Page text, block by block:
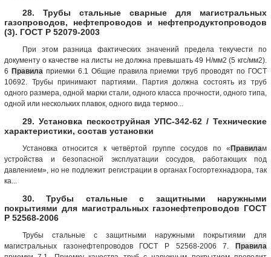
28. Трубы стальные сварные для магистральных
газопроводов, нефтепроводов и нефтепродуктопроводов
(3). ГОСТ Р 52079-2003
При этом разница фактических значений предела текучести по
документу о качестве на листы не должна превышать 49 Н/мм2 (5 кгс/мм2).
6 Правила приемки 6.1 Общие правила приемки труб проводят по ГОСТ
10692. Трубы принимают партиями. Партия должна состоять из труб
одного размера, одной марки стали, одного класса прочности, одного типа,
одной или нескольких плавок, одного вида термоо...
29. Установка пескоструйная УПС-342-62 / Технические
характеристики, состав установки
Установка относится к четвёртой группе сосудов по «Правилам
устройства и безопасной эксплуатации сосудов, работающих под
давлением», но не подлежит регистрации в органах Госгортехнадзора, так
ка...
30. Трубы стальные с защитными наружными
покрытиями для магистральных газонефтепроводов ГОСТ
Р 52568-2006
Трубы стальные с защитными наружными покрытиями для
магистральных газонефтепроводов ГОСТ Р 52568-2006 7. Правила